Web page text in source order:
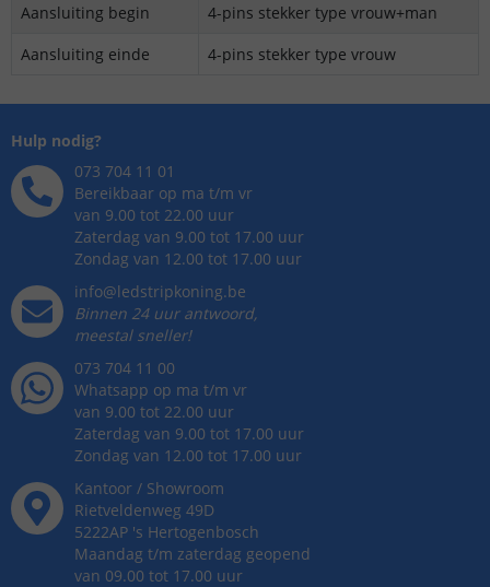
Aansluiting begin
4-pins stekker type vrouw+man
Aansluiting einde
4-pins stekker type vrouw
Hulp nodig?
073 704 11 01
Bereikbaar op ma t/m vr
van 9.00 tot 22.00 uur
Zaterdag van 9.00 tot 17.00 uur
Zondag van 12.00 tot 17.00 uur
info@ledstripkoning.be
Binnen 24 uur antwoord,
meestal sneller!
073 704 11 00
Whatsapp op ma t/m vr
van 9.00 tot 22.00 uur
Zaterdag van 9.00 tot 17.00 uur
Zondag van 12.00 tot 17.00 uur
Kantoor / Showroom
Rietveldenweg 49D
5222AP 's Hertogenbosch
Maandag t/m zaterdag geopend
van 09.00 tot 17.00 uur